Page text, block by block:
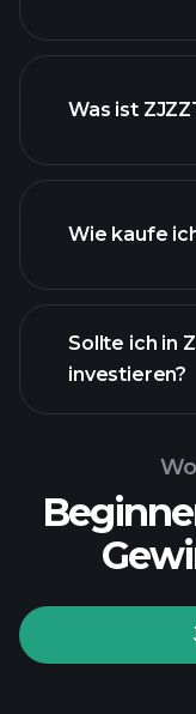
Was ist
Wie kaufe
Sollte ich in
investieren?